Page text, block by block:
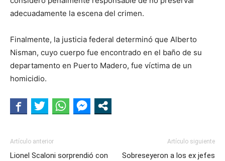
adecuadamente la escena del crimen.
Finalmente, la justicia federal determinó que Alberto
Nisman, cuyo cuerpo fue encontrado en el baño de su
departamento en Puerto Madero, fue víctima de un
homicidio.
Artículo anterior
Lionel Scaloni sorprendió con
Artículo siguiente
Sobreseyeron a los ex jefes